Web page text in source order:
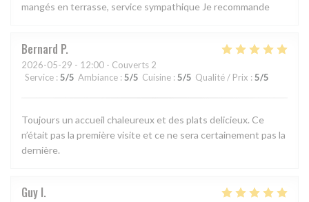
mangés en terrasse, service sympathique Je recommande
Bernard P
2026-05-29 - 12:00 - Couverts 2
Service : 5/5 Ambiance : 5/5 Cuisine : 5/5 Qualité / Prix : 5/5
Toujours un accueil chaleureux et des plats delicieux. Ce
n’était pas la première visite et ce ne sera certainement pas la
dernière.
Guy I